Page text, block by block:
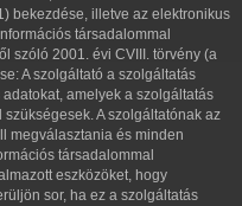
bekezdése, illetve az elektronikus
társadalommal
szóló 2001. évi CVIII. törvény (a
A szolgáltató a szolgáltatás
amelyek a szolgáltatás
A szolgáltatónak az
megválasztania és minden
társadalommal
eszközöket, hogy
sor, ha ez a szolgáltatás